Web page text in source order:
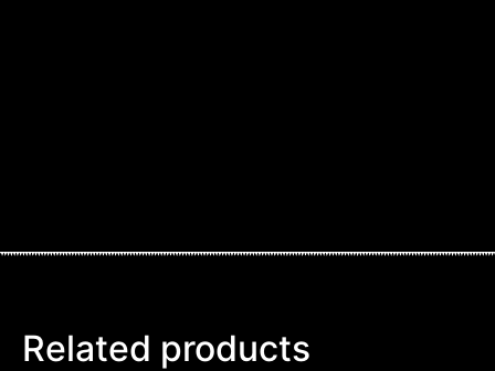
Related products